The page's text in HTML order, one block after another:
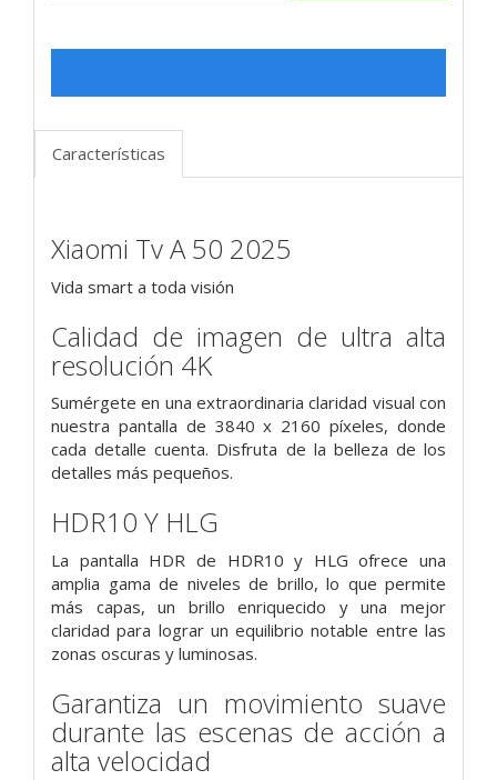
Características
Xiaomi Tv A 50 2025
Vida smart a toda visión
Calidad de imagen de ultra alta
resolución 4K
Sumérgete en una extraordinaria claridad visual con
nuestra pantalla de 3840 x 2160 píxeles, donde
cada detalle cuenta. Disfruta de la belleza de los
detalles más pequeños.
HDR10 Y HLG
La pantalla HDR de HDR10 y HLG ofrece una
amplia gama de niveles de brillo, lo que permite
más capas, un brillo enriquecido y una mejor
claridad para lograr un equilibrio notable entre las
zonas oscuras y luminosas.
Garantiza un movimiento suave
durante las escenas de acción a
alta velocidad